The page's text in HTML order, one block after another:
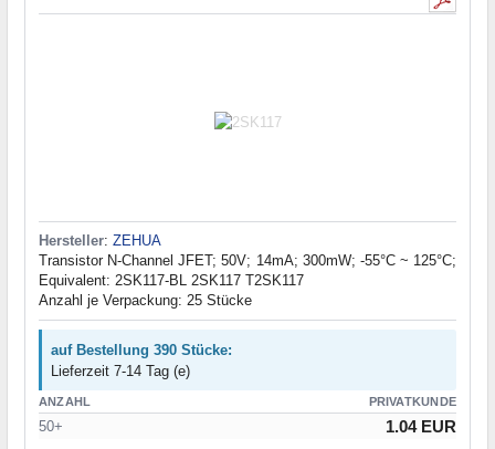
Hersteller: ZEHUA
Transistor N-Channel JFET; 50V; 14mA; 300mW; -55°C ~ 125°C;
Equivalent: 2SK117-BL 2SK117 T2SK117
Anzahl je Verpackung: 25 Stücke
auf Bestellung 390 Stücke:
Lieferzeit 7-14 Tag (e)
ANZAHL PRIVATKUNDE
50+ 1.04 EUR